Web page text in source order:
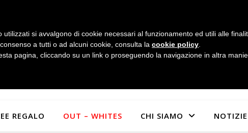
REGALO OUT – WHITES CHI SIAMO NOTIZIE
si avvalgono di cookie necessari al funzionamento ed utili alle
a tutti o ad alcuni cookie, consulta la cookie policy
pagina, cliccando su un link o proseguendo la navigazione in altra